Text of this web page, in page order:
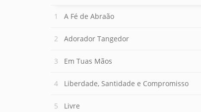
A Fé de Abraão
Adorador Tangedor
Em Tuas Mãos
Liberdade, Santidade e Compromisso
Livre